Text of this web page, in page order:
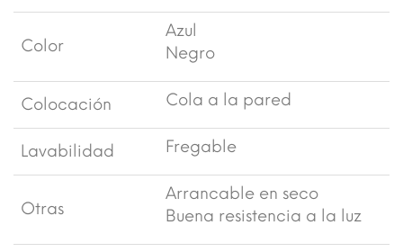
Color
Azul
Negro
Colocación Cola a la pared
Lavabilidad Fregable
Otras
Arrancable en seco
Buena resistencia a la luz